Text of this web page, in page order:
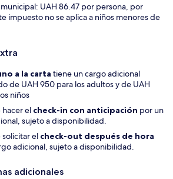
UAH 86.47 por persona, por
impuesto no se aplica a niños menores de
a la carta tiene un cargo adicional
de UAH 950 para los adultos y de UAH
niños
hacer el check-in con anticipación por un
sujeto a disponibilidad.
solicitar el check-out después de hora
adicional, sujeto a disponibilidad.
adicionales